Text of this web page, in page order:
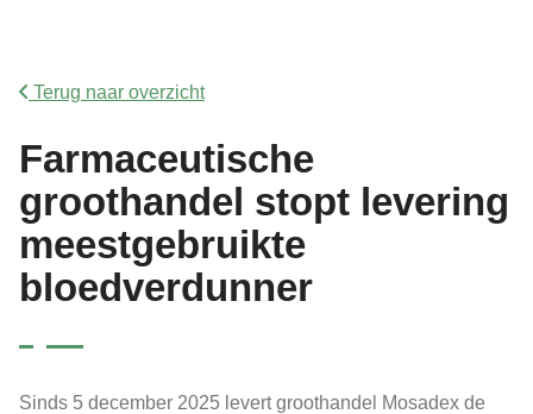
Terug naar overzicht
Farmaceutische
groothandel stopt levering
meestgebruikte
bloedverdunner
Sinds 5 december 2025 levert groothandel Mosadex de